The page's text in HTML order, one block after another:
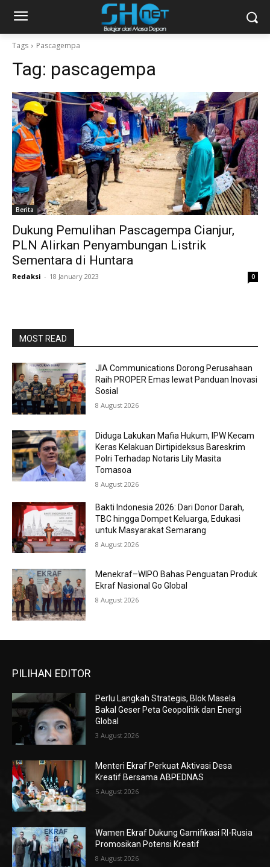
Tags Pascagempa
Tag: pascagempa
Berita
Dukung Pemulihan Pascagempa Cianjur,
PLN Alirkan Penyambungan Listrik
Sementara di Huntara
Redaksi - 18 January 2023 0
MOST READ
JIA Communications Dorong Perusahaan
Raih PROPER Emas lewat Panduan Inovasi
Sosial
8 August 2026
Diduga Lakukan Mafia Hukum, IPW Kecam
Keras Kelakuan Dirtipideksus Bareskrim
Polri Terhadap Notaris Lily Masita
Tomasoa
8 August 2026
Bakti Indonesia 2026: Dari Donor Darah,
TBC hingga Dompet Keluarga, Edukasi
untuk Masyarakat Semarang
8 August 2026
Menekraf–WIPO Bahas Penguatan Produk
Ekraf Nasional Go Global
8 August 2026
PILIHAN EDITOR
Perlu Langkah Strategis, ​Blok Masela
Bakal Geser Peta Geopolitik dan Energi
Global
3 August 2026
Menteri Ekraf Perkuat Aktivasi Desa
Kreatif Bersama ABPEDNAS
5 August 2026
Wamen Ekraf Dukung Gamifikasi RI-Rusia
Promosikan Potensi Kreatif
8 August 2026